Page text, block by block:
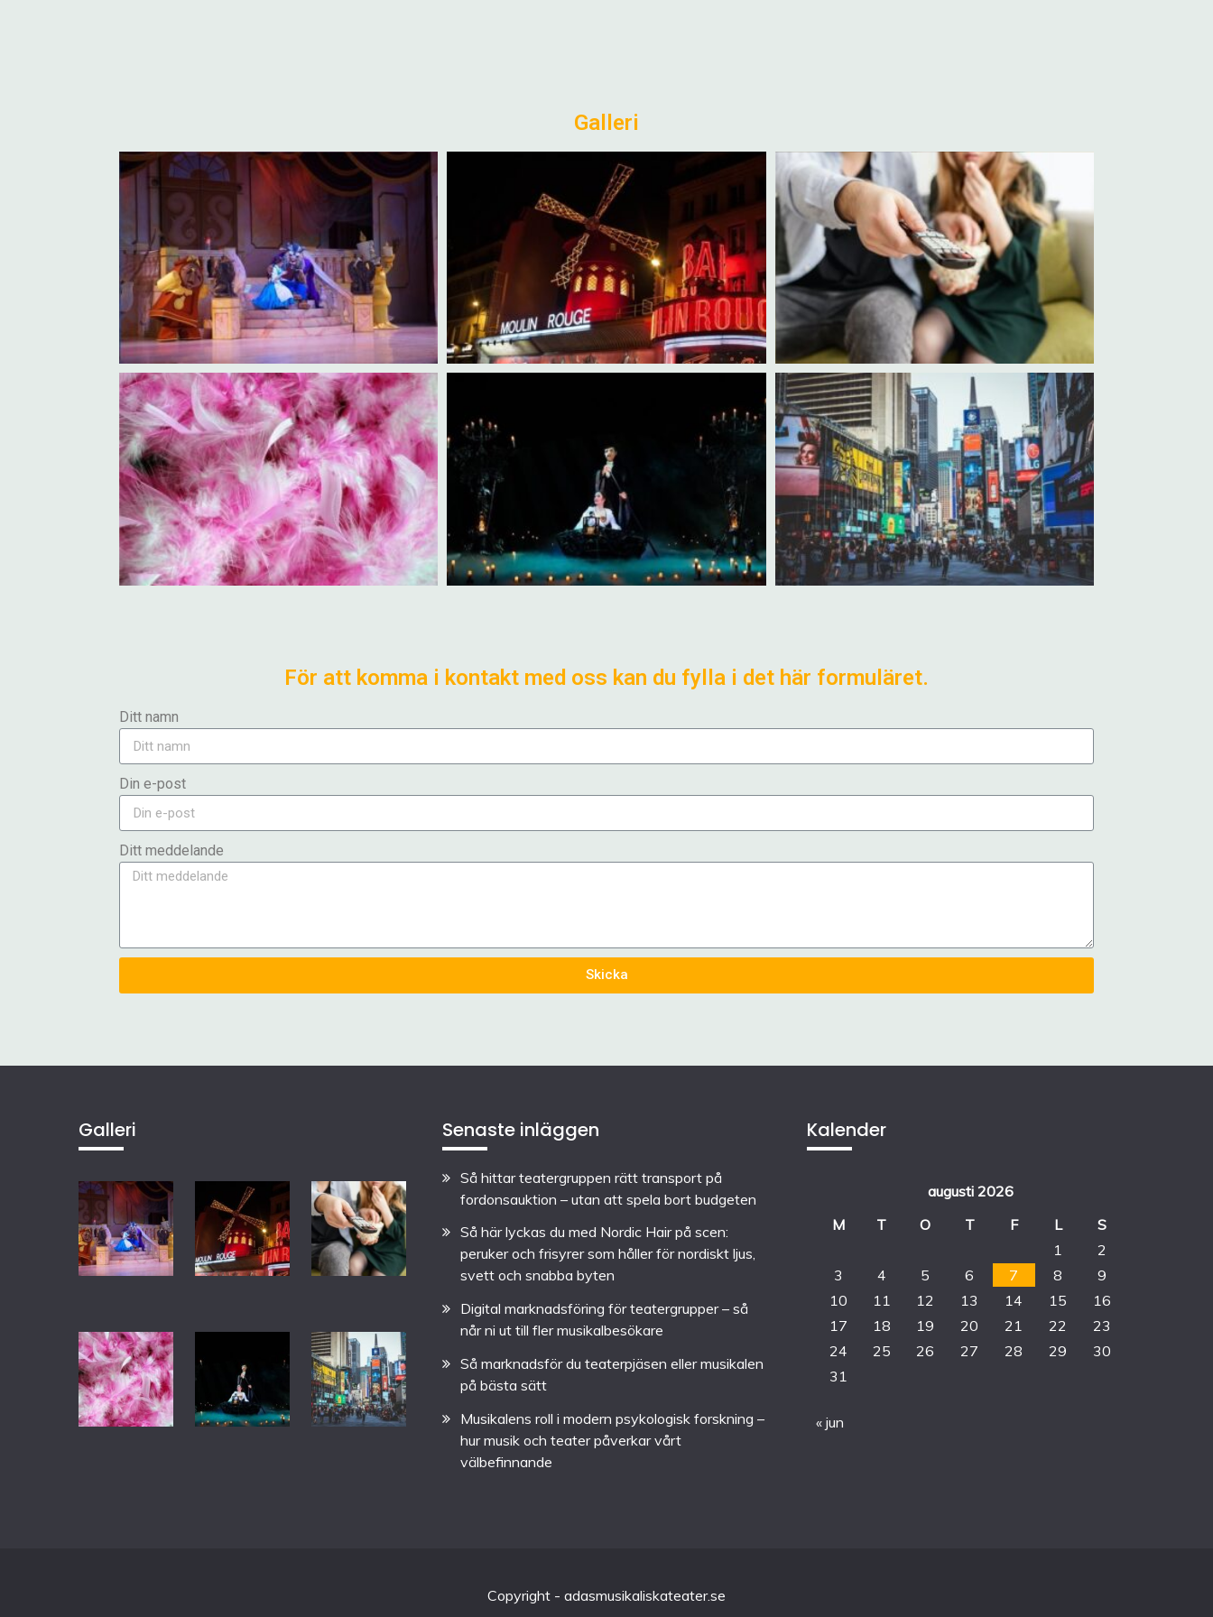
Galleri
För att komma i kontakt med oss kan du fylla i det här formuläret.
Ditt namn
Din e-post
Ditt meddelande
Skicka
Galleri Senaste inläggen
Så hittar teatergruppen rätt transport på
fordonsauktion – utan att spela bort budgeten
Så här lyckas du med Nordic Hair på scen:
peruker och frisyrer som håller för nordiskt ljus,
svett och snabba byten
Digital marknadsföring för teatergrupper – så
når ni ut till fler musikalbesökare
Så marknadsför du teaterpjäsen eller musikalen
på bästa sätt
Musikalens roll i modern psykologisk forskning –
hur musik och teater påverkar vårt
välbefinnande
Kalender
augusti 2026
M
T O T F L
S
1
2
3
4 5 6 7 8
9
10
11 12 13 14 15
16
17
18 19 20 21 22
23
24
25 26 27 28 29
30
31
« jun
Copyright - adasmusikaliskateater.se